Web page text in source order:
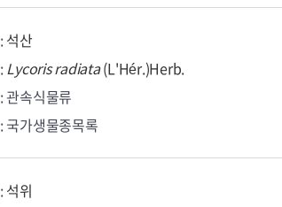
:석산
:Lycorisradiata(L'Hér.)Herb.
: 관속식물류
: 국가생물종목록
:석위